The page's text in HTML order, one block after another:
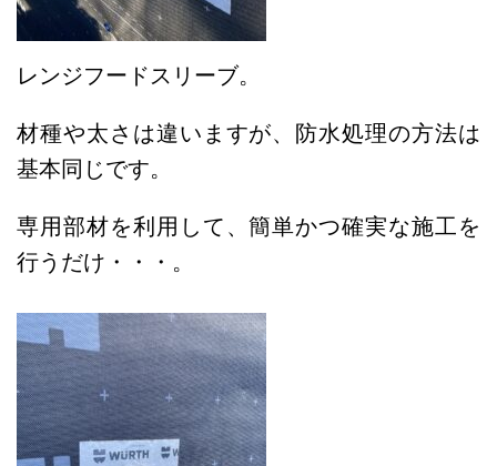
レンジフードスリーブ。
材種や太さは違いますが、防水処理の方法は
基本同じです。
専用部材を利用して、簡単かつ確実な施工を
行うだけ・・・。